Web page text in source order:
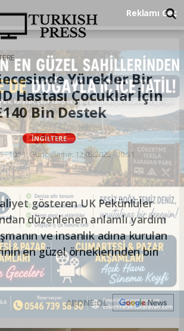
Yürekler Bir
Hastası Çocuklar İçin
Bin Destek
İNGİLTERE
- 10:51, Güncelleme: 12.05.2026 - 10:51
gösteren UK Pekünlüler
düzenlenen anlamlı yardım
ve insanlık adına kurulan
en güzel örneklerinden biri
ABONE OL